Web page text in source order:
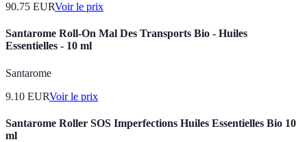
90.75 EURVoir le prix
Santarome Roll-On Mal Des Transports Bio - Huiles
Essentielles - 10 ml
Santarome
9.10 EURVoir le prix
Santarome Roller SOS Imperfections Huiles Essentielles Bio 10
ml